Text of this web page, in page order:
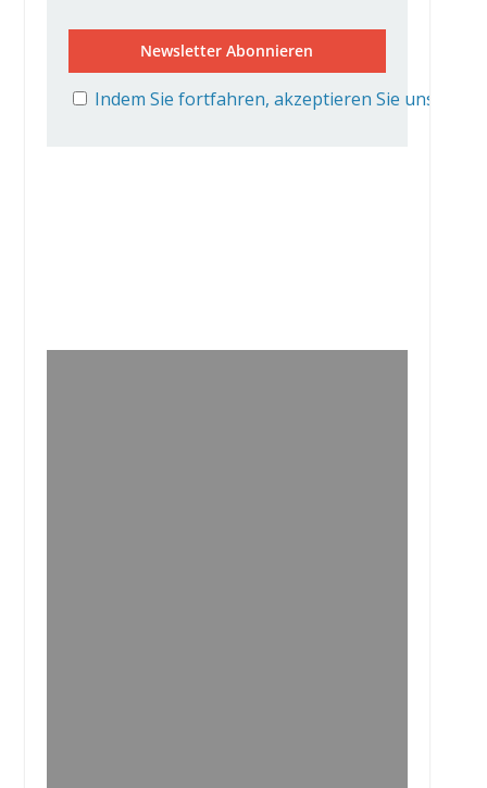
Indem Sie fortfahren, akzeptieren Sie unsere